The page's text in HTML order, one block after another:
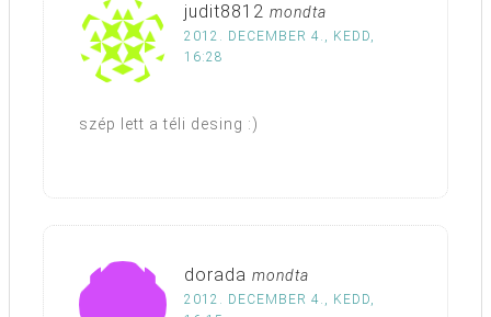
judit8812 mondta
2012. DECEMBER 4., KEDD,
16:28
szép lett a téli desing :)
dorada mondta
2012. DECEMBER 4., KEDD,